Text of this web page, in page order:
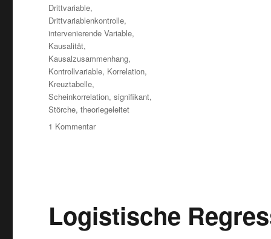
Schlagwörter
Drittvariable,
Drittvariablenkontrolle,
intervenierende Variable,
Kausalität,
Kausalzusammenhang,
Kontrollvariable, Korrelation,
Kreuztabelle,
Scheinkorrelation,signifikant,
Störche,theoriegeleitet
1 Kommentarzu
Logistische